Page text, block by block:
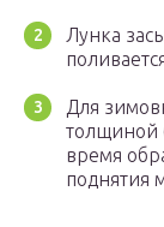
Лунка
Для
толщиной
время
поднятия